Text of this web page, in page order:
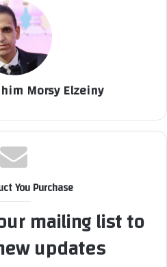
Morsy Elzeiny
You Purchase
mailing list to
updates!